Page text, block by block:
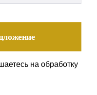
на обработку